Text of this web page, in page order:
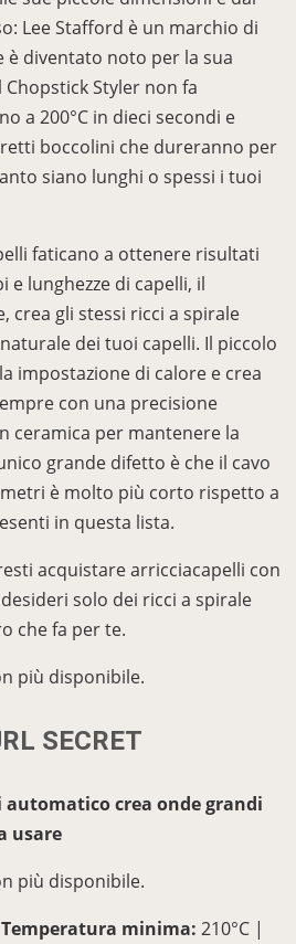
Lee Stafford è un marchio di
diventato noto per la sua
Styler non fa
a 200°C in dieci secondi e
boccolini che dureranno per
siano lunghi o spessi i tuoi
faticano a ottenere risultati
e lunghezze di capelli, il
crea gli stessi ricci a spirale
dei tuoi capelli. Il piccolo
impostazione di calore e crea
con una precisione
ceramica per mantenere la
grande difetto è che il cavo
è molto più corto rispetto a
in questa lista.
acquistare arricciacapelli con
solo dei ricci a spirale
che fa per te.
più disponibile.
SECRET
crea onde grandi
usare
più disponibile.
Temperatura minima: 210°C |